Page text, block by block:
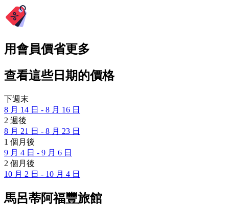
用會員價省更多
查看這些日期的價格
下週末
8 月 14 日 - 8 月 16 日
2 週後
8 月 21 日 - 8 月 23 日
1 個月後
9 月 4 日 - 9 月 6 日
2 個月後
10 月 2 日 - 10 月 4 日
馬呂蒂阿福豐旅館